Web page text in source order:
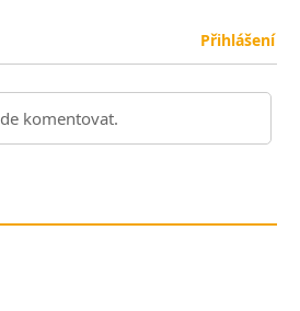
Přihlášení